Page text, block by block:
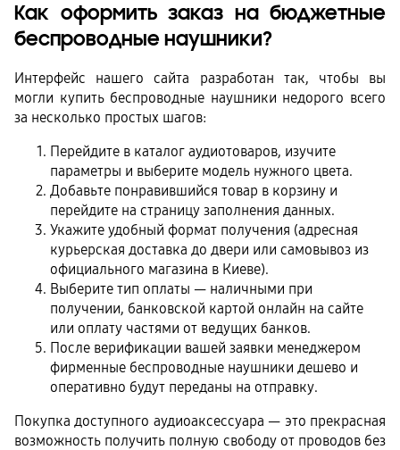
Как оформить заказ на бюджетные
беспроводные наушники?
Интерфейс нашего сайта разработан так, чтобы вы
могли купить беспроводные наушники недорого всего
за несколько простых шагов:
Перейдите в каталог аудиотоваров, изучите
параметры и выберите модель нужного цвета.
Добавьте понравившийся товар в корзину и
перейдите на страницу заполнения данных.
Укажите удобный формат получения (адресная
курьерская доставка до двери или самовывоз из
официального магазина в Киеве).
Выберите тип оплаты — наличными при
получении, банковской картой онлайн на сайте
или оплату частями от ведущих банков.
После верификации вашей заявки менеджером
фирменные беспроводные наушники дешево и
оперативно будут переданы на отправку.
Покупка доступного аудиоаксессуара — это прекрасная
возможность получить полную свободу от проводов без